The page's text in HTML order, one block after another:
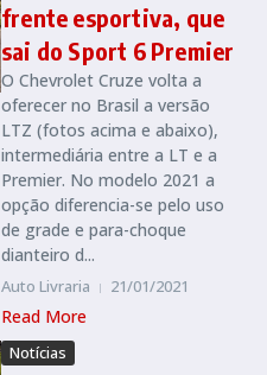
frente esportiva, que
sai do Sport 6 Premier
O Chevrolet Cruze volta a
oferecer no Brasil a versão
LTZ (fotos acima e abaixo),
intermediária entre a LT e a
Premier. No modelo 2021 a
opção diferencia-se pelo uso
de grade e para-choque
dianteiro d...
Auto Livraria 21/01/2021
Read More
Notícias